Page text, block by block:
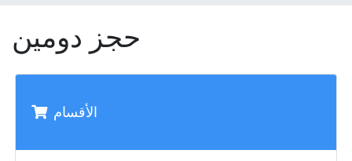
حجز دومين
الأقسام